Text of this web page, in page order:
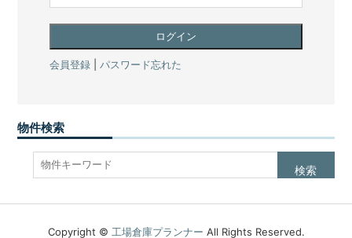
会員登録| パスワード忘れた
物件検索
Copyright © 工場倉庫プランナー All Rights Reserved.